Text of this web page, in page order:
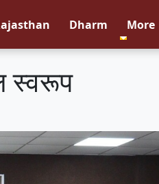
Dharm More
स्वरूप